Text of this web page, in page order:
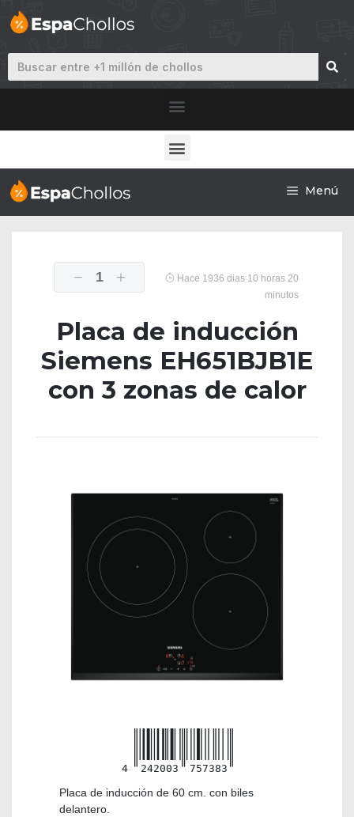
Menú
1
Hace 1936 dias 10 horas 20
minutos
Placa de inducción
Siemens EH651BJB1E
con 3 zonas de calor
4 242003 757383
Placa de inducción de 60 cm. con biles
delantero.